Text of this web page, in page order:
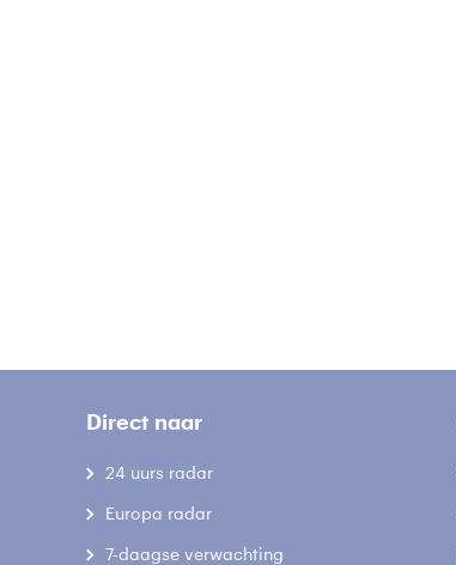
Direct naar
24 uurs radar
Europa radar
7-daagse verwachting